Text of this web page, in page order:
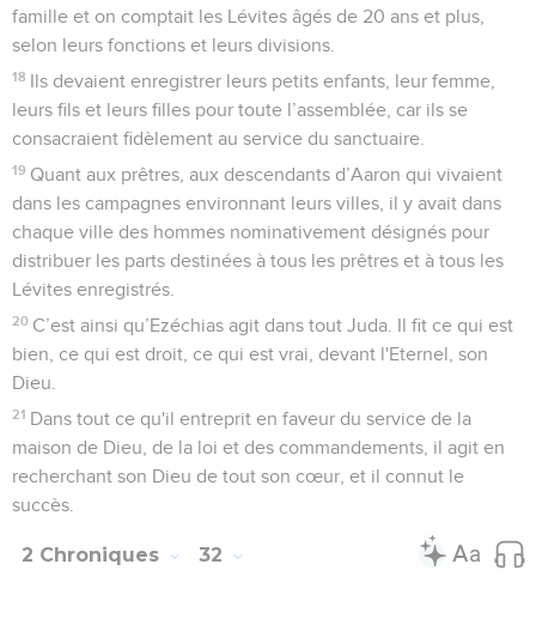
famille et on comptait les Lévites âgés de 20 ans et plus,
selon leurs fonctions et leurs divisions.
18 Ils devaient enregistrer leurs petits enfants, leur femme,
leurs fils et leurs filles pour toute l’assemblée, car ils se
consacraient fidèlement au service du sanctuaire.
19 Quant aux prêtres, aux descendants d’Aaron qui vivaient
dans les campagnes environnant leurs villes, il y avait dans
chaque ville des hommes nominativement désignés pour
distribuer les parts destinées à tous les prêtres et à tous les
Lévites enregistrés.
20 C’est ainsi qu’Ezéchias agit dans tout Juda. Il fit ce qui est
bien, ce qui est droit, ce qui est vrai, devant l'Eternel, son
Dieu.
21 Dans tout ce qu'il entreprit en faveur du service de la
maison de Dieu, de la loi et des commandements, il agit en
recherchant son Dieu de tout son cœur, et il connut le
succès.
2 Chroniques 32